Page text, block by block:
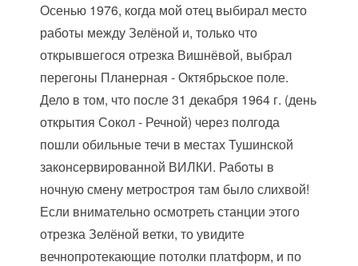
Осенью 1976, когда мой отец выбирал место
работы между Зелёной и, только что
открывшегося отрезка Вишнёвой, выбрал
перегоны Планерная - Октябрьское поле.
Дело в том, что после 31 декабря 1964 г. (день
открытия Сокол - Речной) через полгода
пошли обильные течи в местах Тушинской
законсервированной ВИЛКИ. Работы в
ночную смену метростроя там было слихвой!
Если внимательно осмотреть станции этого
отрезка Зелёной ветки, то увидите
вечнопротекающие потолки платформ, и по